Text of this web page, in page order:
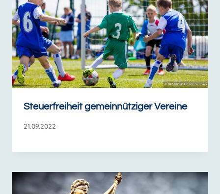
Steuerfreiheit gemeinnütziger Vereine
21.09.2022